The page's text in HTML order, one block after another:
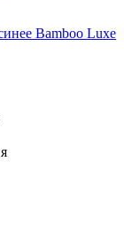
Bamboo Luxe